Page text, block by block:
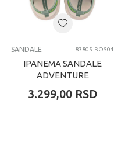
SANDALE 83805-BO504
IPANEMA SANDALE
ADVENTURE
3.299,00 RSD